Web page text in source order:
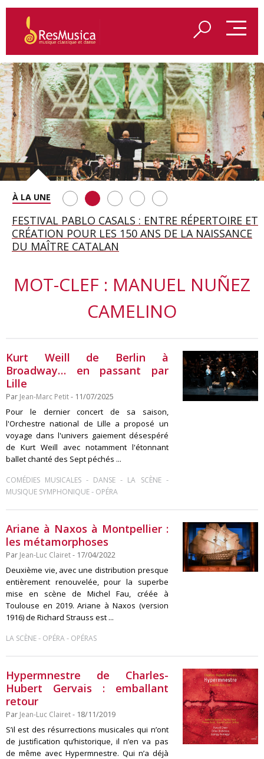
SAINT FRANÇOIS D’ASSISE À SALZBOURG, UNE
SOIRÉE IMMENSE PORTÉE PAR ROMEO
CASTELLUCCI ET MAXIME PASCAL
FESTIVAL PABLO CASALS : ENTRE RÉPERTOIRE ET
CRÉATION POUR LES 150 ANS DE LA NAISSANCE
DU MAÎTRE CATALAN
A BAYREUTH, LE 150E ANNIVERSAIRE DU RING
WAGNÉRIEN GÉNÉRÉ PAR L’IA
BETSY JOLAS FÊTE SON CENTIÈME
ANNIVERSAIRE
GEORGE BENJAMIN : « MES PARENTS AVAIENT
CETTE EXIGENCE DE L’OBJET CISELÉ »
MOT-CLEF : MANUEL NUÑEZ
CAMELINO
Kurt Weill de Berlin à
Broadway… en passant par
Lille
Par Jean-Marc Petit- 11/07/2025
Pour le dernier concert de sa saison,
l'Orchestre national de Lille a proposé un
voyage dans l'univers gaiement désespéré
de Kurt Weill avec notamment l'étonnant
ballet chanté des Sept péchés ...
COMÉDIES MUSICALES - DANSE- LA SCÈNE-
MUSIQUE SYMPHONIQUE- OPÉRA
Ariane à Naxos à Montpellier :
les métamorphoses
Par Jean-Luc Clairet- 17/04/2022
Deuxième vie, avec une distribution presque
entièrement renouvelée, pour la superbe
mise en scène de Michel Fau, créée à
Toulouse en 2019. Ariane à Naxos (version
1916) de Richard Strauss est ...
LA SCÈNE- OPÉRA- OPÉRAS
Hypermnestre de Charles-
Hubert Gervais : emballant
retour
Par Jean-Luc Clairet- 18/11/2019
S’il est des résurrections musicales qui n’ont
de justification qu’historique, il n’en va pas
de même avec Hypermnestre. Qui n’a déjà